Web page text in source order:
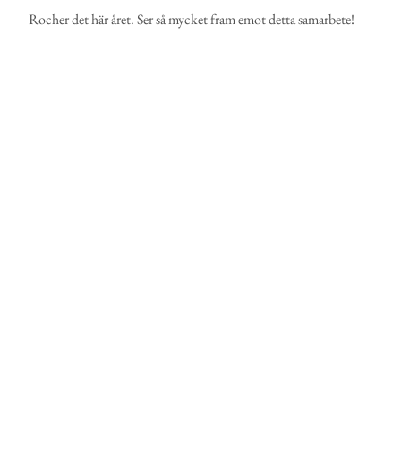
Rocher det här året. Ser så mycket fram emot detta samarbete!